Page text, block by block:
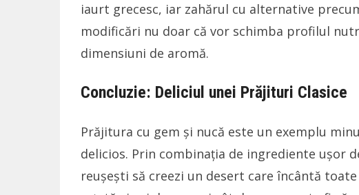
iaurt grecesc, iar zahărul cu alternative
modificări nu doar că vor schimba profilul
dimensiuni de aromă.
Concluzie: Deliciul unei Prăjituri Clasice
Prăjitura cu gem și nucă este un exemplu
delicios. Prin combinația de ingrediente ușor
reușești să creezi un desert care încântă